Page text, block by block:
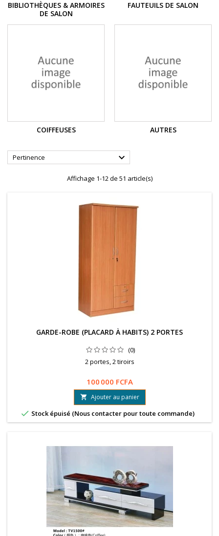
BIBLIOTHÈQUES & ARMOIRES
DE SALON
FAUTEUILS DE SALON
COIFFEUSES AUTRES
Pertinence 
Affichage 1-12 de 51 article(s)
GARDE-ROBE (PLACARD À HABITS) 2 PORTES
(0)
2 portes, 2 tiroirs
100 000 FCFA
 Ajouter au panier
 Stock épuisé (Nous contacter pour toute commande)